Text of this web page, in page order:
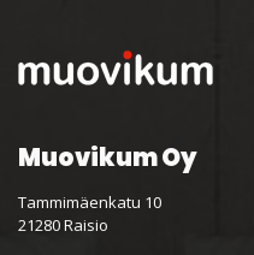
Muovikum Oy
Tammimäenkatu 10
21280 Raisio